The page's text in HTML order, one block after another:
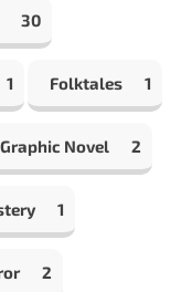
30
1 Folktales 1
Graphic Novel 2
1
2